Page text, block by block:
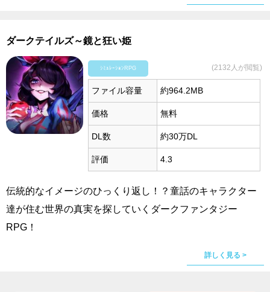
ダークテイルズ～鏡と狂い姫
ｼﾐｭﾚｰｼｮﾝRPG (2132人が閲覧)
ファイル容量 約964.2MB
価格 無料
DL数 約30万DL
評価 4.3
伝統的なイメージのひっくり返し！？童話のキャラクター
達が住む世界の真実を探していくダークファンタジー
RPG！
詳しく見る >